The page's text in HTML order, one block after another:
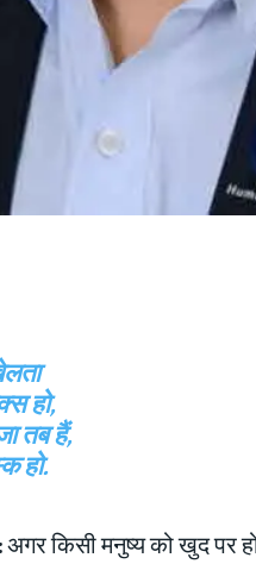
हो,
तब हैं,
हो.
अगर किसी मनुष्य को खुद पर